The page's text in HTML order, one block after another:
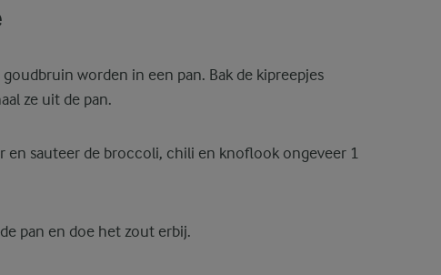
worden in een pan. Bak de kipreepjes
ze uit de pan.
en sauteer de broccoli, chili en knoflook ongeveer 1
pan en doe het zout erbij.